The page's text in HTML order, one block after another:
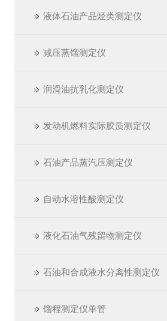
液体石油产品烃类测定仪
减压蒸馏测定仪
润滑油抗乳化测定仪
发动机燃料实际胶质测定仪
石油产品蒸汽压测定仪
自动水溶性酸测定仪
液化石油气残留物测定仪
石油和合成液水分离性测定仪
馏程测定仪单管